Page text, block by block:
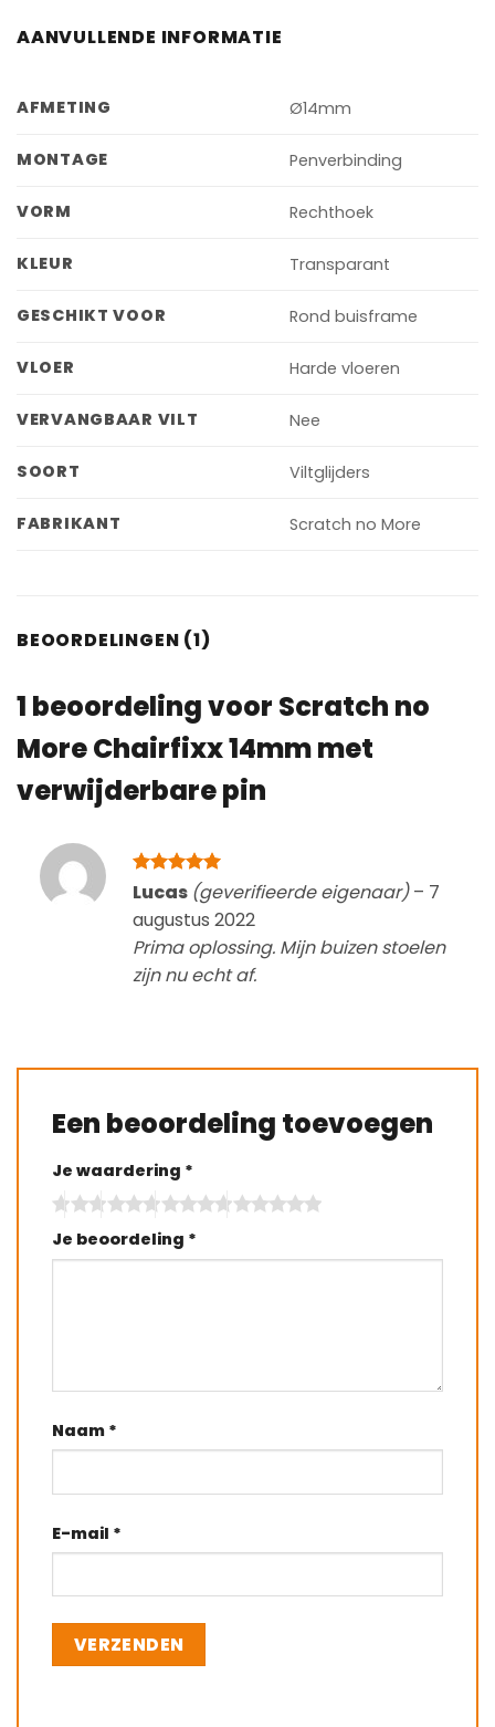
AANVULLENDE INFORMATIE
AFMETING Ø14mm
MONTAGE Penverbinding
VORM Rechthoek
KLEUR Transparant
GESCHIKT VOOR Rond buisframe
VLOER Harde vloeren
VERVANGBAAR VILT Nee
SOORT Viltglijders
FABRIKANT Scratch no More
BEOORDELINGEN (1)
1 beoordeling voor Scratch no
More Chairfixx 14mm met
verwijderbare pin
Gewaardeerd
Lucas (geverifieerde eigenaar) – 7
augustus 2022
Prima oplossing. Mijn buizen stoelen
zijn nu echt af.
Een beoordeling toevoegen
Je waardering *
Je beoordeling *
Naam *
E-mail *